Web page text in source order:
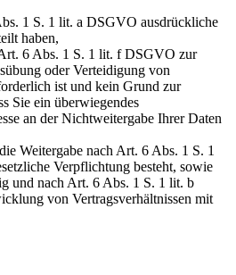
1 S. 1 lit. a DSGVO ausdrückliche
haben,
6 Abs. 1 S. 1 lit. f DSGVO zur
oder Verteidigung von
ist und kein Grund zur
Sie ein überwiegendes
an der Nichtweitergabe Ihrer Daten
Weitergabe nach Art. 6 Abs. 1 S. 1
Verpflichtung besteht, sowie
und nach Art. 6 Abs. 1 S. 1 lit. b
von Vertragsverhältnissen mit